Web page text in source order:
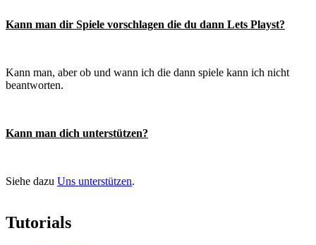
Kann man dir Spiele vorschlagen die du dann Lets Playst?
Kann man, aber ob und wann ich die dann spiele kann ich nicht
beantworten.
Kann man dich unterstützen?
Siehe dazu Uns unterstützen.
Tutorials